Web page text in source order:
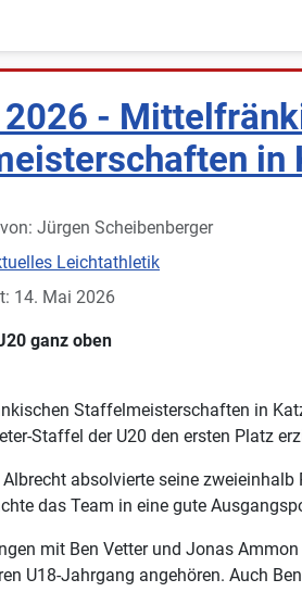
-
in
Jürgen Scheibenberger
Leichtathletik
14. Mai 2026
ganz oben
Staffelmeisterschaften in
Staffel der U20 den ersten Platz
absolvierte seine
das Team in eine gute
mit Ben Vetter und Jonas
U18-Jahrgang angehören. Auch